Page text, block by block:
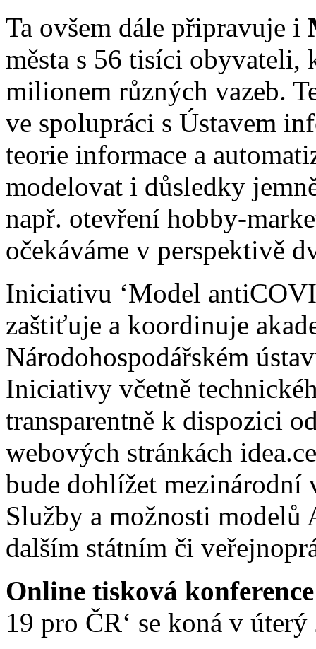
Ta ovšem dále připravuje i
města s 56 tisíci obyvateli,
milionem různých vazeb.
ve spolupráci s Ústavem
teorie informace a
modelovat i důsledky
např. otevření hobby-
očekáváme v perspektivě
Iniciativu ‘Model
zaštiťuje a koordinuje
Národohospodářském
Iniciativy včetně
transparentně k dispozici
webových stránkách
bude dohlížet mezinárodní
Služby a možnosti modelů
dalším státním či
Online tisková konference
19 pro ČR‘ se koná v úterý